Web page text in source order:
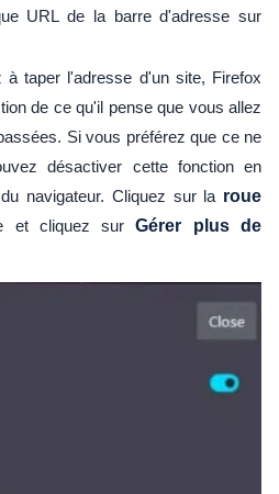
URL de la barre d'adresse sur
taper l'adresse d'un site, Firefox
de ce qu'il pense que vous allez
Si vous préférez que ce ne
désactiver cette fonction en
navigateur. Cliquez sur la roue
et cliquez surGérer plus de